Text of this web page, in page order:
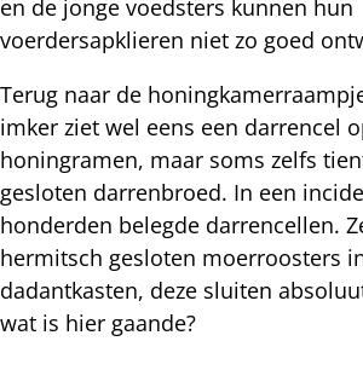
en de jonge voedsters kunnen hun
voerdersapklieren niet zo goed
Terug naar de
imker ziet wel eens een darrencel
honingramen, maar soms zelfs
gesloten darrenbroed. In een
honderden belegde darrencellen.
hermitsch gesloten moerroosters
dadantkasten, deze sluiten
wat is hier gaande?